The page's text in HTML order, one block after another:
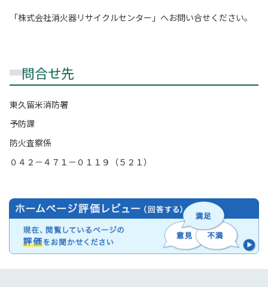
「株式会社消火器リサイクルセンター」へお問い合せください。
問合せ先
東久留米消防署
予防課
防火査察係
０４２－４７１－０１１９（５２１）